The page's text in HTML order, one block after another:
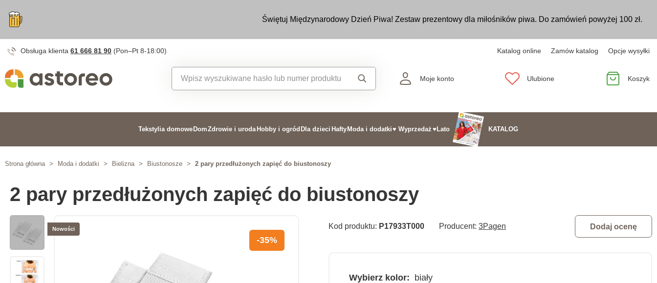
Świętuj Międzynarodowy Dzień Piwa! Zestaw prezentowy dla miłośników piwa. Do zamówień powyżej 100 zł.
Obsługa klienta 61 666 81 90 (Pon–Pt 8-18:00) Katalog online Zamów katalog Opcje wysyłki
Moje konto Ulubione Koszyk
Tekstylia domowe DomZdrowie i uroda Hobby i ogród Dla dzieci Hafty Moda i dodatki♥ Wyprzedaż ♥Lato KATALOG
Strona główna > Moda i dodatki > Bielizna > Biustonosze > 2 pary przedłużonych zapięć do biustonoszy
2 pary przedłużonych zapięć do biustonoszy
Nowości
-35%
Kod produktu: P17933T000 Producent: 3Pagen Dodaj ocenę
Wybierz kolor: biały